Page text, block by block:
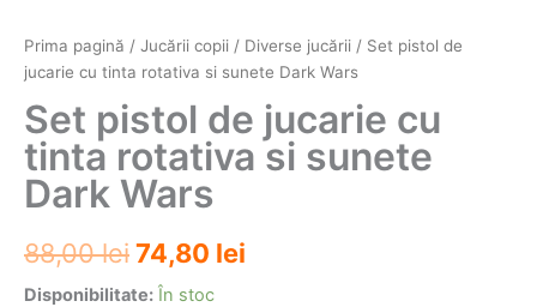
Prima pagină / Jucării copii / Diverse jucării / Set pistol de
jucarie cu tinta rotativa si sunete Dark Wars
Set pistol de jucarie cu
tinta rotativa si sunete
Dark Wars
88,00leiPrețul
inițial
74,80 lei
Disponibilitate: În stoc